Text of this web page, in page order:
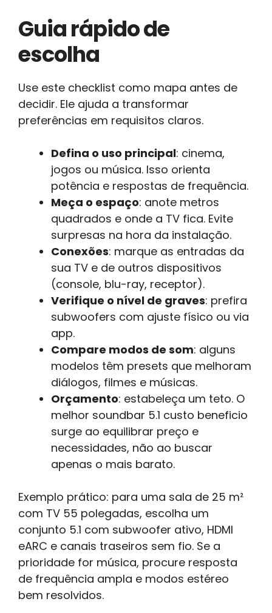
Guia rápido de
escolha
Use este checklist como mapa antes de
decidir. Ele ajuda a transformar
preferências em requisitos claros.
Defina o uso principal: cinema,
jogos ou música. Isso orienta
potência e respostas de frequência.
Meça o espaço: anote metros
quadrados e onde a TV fica. Evite
surpresas na hora da instalação.
Conexões: marque as entradas da
sua TV e de outros dispositivos
(console, blu-ray, receptor).
Verifique o nível de graves: prefira
subwoofers com ajuste físico ou via
app.
Compare modos de som: alguns
modelos têm presets que melhoram
diálogos, filmes e músicas.
Orçamento: estabeleça um teto. O
melhor soundbar 5.1 custo beneficio
surge ao equilibrar preço e
necessidades, não ao buscar
apenas o mais barato.
Exemplo prático: para uma sala de 25 m²
com TV 55 polegadas, escolha um
conjunto 5.1 com subwoofer ativo, HDMI
eARC e canais traseiros sem fio. Se a
prioridade for música, procure resposta
de frequência ampla e modos estéreo
bem resolvidos.